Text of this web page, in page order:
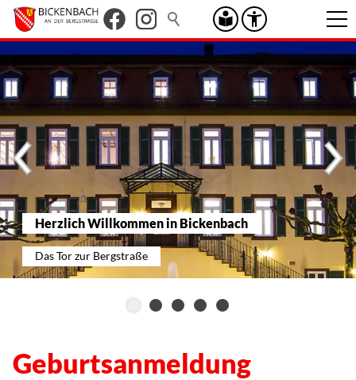
Herzlich Willkommen in Bickenbach
Das Tor zur Bergstraße
Geburtsanmeldung